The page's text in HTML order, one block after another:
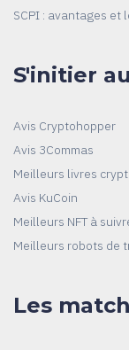
SCPI : avantages et
S'initier
Avis Cryptohopper
Avis 3Commas
Meilleurs livres
Avis KuCoin
Meilleurs NFT à
Meilleurs robots de
Les